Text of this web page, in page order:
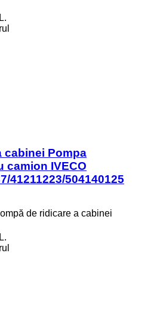
cabinei Pompa
camion IVECO
41211223/504140125
de ridicare a cabinei